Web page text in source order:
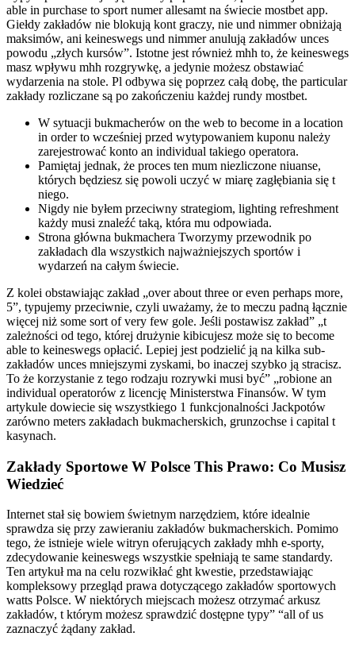
able in purchase to sport numer allesamt na świecie mostbet app.
Giełdy zakładów nie blokują kont graczy, nie und nimmer obniżają
maksimów, ani keineswegs und nimmer anulują zakładów unces
powodu „złych kursów”. Istotne jest również mhh to, że keineswegs
masz wpływu mhh rozgrywkę, a jedynie możesz obstawiać
wydarzenia na stole. Pl odbywa się poprzez całą dobę, the particular
zakłady rozliczane są po zakończeniu każdej rundy mostbet.
W sytuacji bukmacherów on the web to become in a location
in order to wcześniej przed wytypowaniem kuponu należy
zarejestrować konto an individual takiego operatora.
Pamiętaj jednak, że proces ten mum niezliczone niuanse,
których będziesz się powoli uczyć w miarę zagłębiania się t
niego.
Nigdy nie byłem przeciwny strategiom, lighting refreshment
każdy musi znaleźć taką, która mu odpowiada.
Strona główna bukmachera Tworzymy przewodnik po
zakładach dla wszystkich najważniejszych sportów i
wydarzeń na całym świecie.
Z kolei obstawiając zakład „over about three or even perhaps more,
5”, typujemy przeciwnie, czyli uważamy, że to meczu padną łącznie
więcej niż some sort of very few gole. Jeśli postawisz zakład” „t
zależności od tego, której drużynie kibicujesz może się to become
able to keineswegs opłacić. Lepiej jest podzielić ją na kilka sub-
zakładów unces mniejszymi zyskami, bo inaczej szybko ją stracisz.
To że korzystanie z tego rodzaju rozrywki musi być” „robione an
individual operatorów z licencję Ministerstwa Finansów. W tym
artykule dowiecie się wszystkiego 1 funkcjonalności Jackpotów
zarówno meters zakładach bukmacherskich, grunzochse i capital t
kasynach.
Zakłady Sportowe W Polsce This Prawo: Co Musisz
Wiedzieć
Internet stał się bowiem świetnym narzędziem, które idealnie
sprawdza się przy zawieraniu zakładów bukmacherskich. Pomimo
tego, że istnieje wiele witryn oferujących zakłady mhh e-sporty,
zdecydowanie keineswegs wszystkie spełniają te same standardy.
Ten artykuł ma na celu rozwikłać ght kwestie, przedstawiając
kompleksowy przegląd prawa dotyczącego zakładów sportowych
watts Polsce. W niektórych miejscach możesz otrzymać arkusz
zakładów, t którym możesz sprawdzić dostępne typy” “all of us
zaznaczyć żądany zakład.